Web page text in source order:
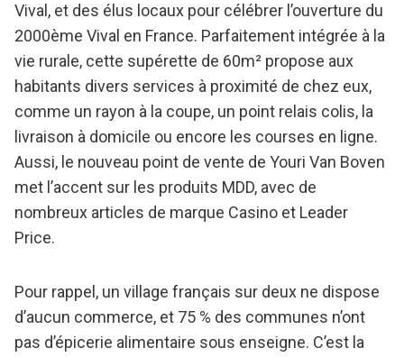
Vival, et des élus locaux pour célébrer l’ouverture du
2000ème Vival en France. Parfaitement intégrée à la
vie rurale, cette supérette de 60m² propose aux
habitants divers services à proximité de chez eux,
comme un rayon à la coupe, un point relais colis, la
livraison à domicile ou encore les courses en ligne.
Aussi, le nouveau point de vente de Youri Van Boven
met l’accent sur les produits MDD, avec de
nombreux articles de marque Casino et Leader
Price.
Pour rappel, un village français sur deux ne dispose
d’aucun commerce, et 75 % des communes n’ont
pas d’épicerie alimentaire sous enseigne. C’est la